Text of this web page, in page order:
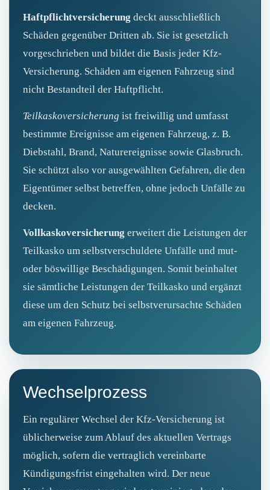
Haftpflichtversicherung deckt ausschließlich
Schäden gegenüber Dritten ab. Sie ist gesetzlich
vorgeschrieben und bildet die Basis jeder Kfz-
Versicherung. Schäden am eigenen Fahrzeug sind
nicht Bestandteil der Haftpflicht.
Teilkaskoversicherung ist freiwillig und umfasst
bestimmte Ereignisse am eigenen Fahrzeug, z. B.
Diebstahl, Brand, Naturereignisse sowie Glasbruch.
Sie schützt also vor ausgewählten Gefahren, die den
Eigentümer selbst betreffen, ohne jedoch Unfälle zu
decken.
Vollkaskoversicherung erweitert die Leistungen der
Teilkasko um selbstverschuldete Unfälle und mut-
oder böswillige Beschädigungen. Somit beinhaltet
sie sämtliche Leistungen der Teilkasko und ergänzt
diese um den Schutz bei selbstverursachte Schäden
am eigenen Fahrzeug.
Wechselprozess
Ein regulärer Wechsel der Kfz‑Versicherung ist
üblicherweise zum Ablauf des aktuellen Vertrags
möglich, sofern die vertraglich vereinbarte
Kündigungsfrist eingehalten wird. Der neue